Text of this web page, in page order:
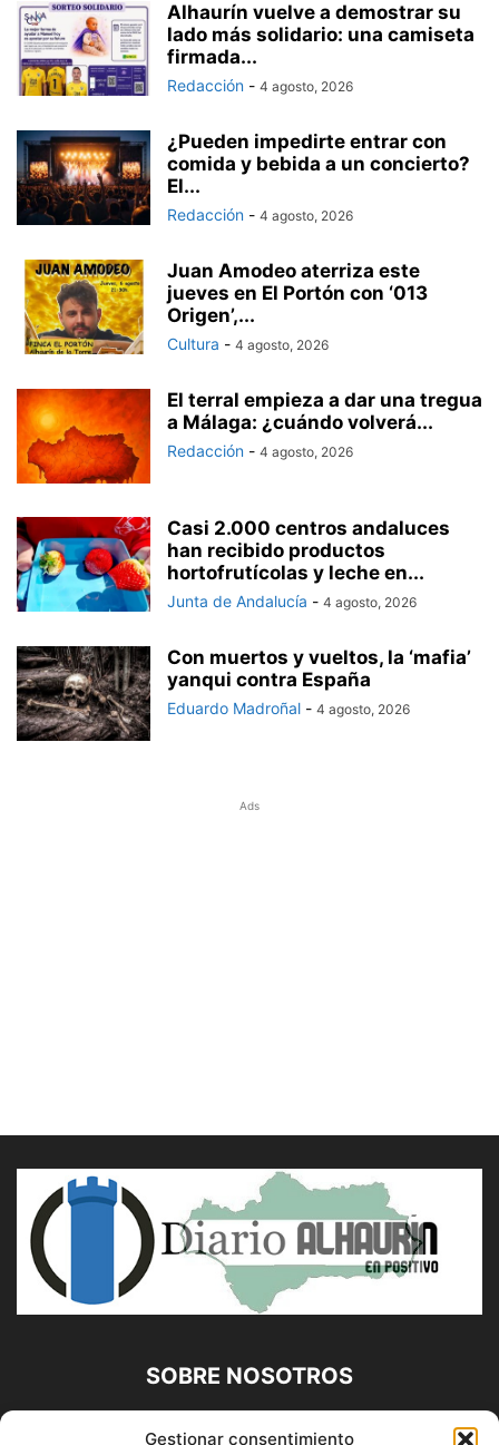
Gestionar consentimiento
Alhaurín vuelve a demostrar su
lado más solidario: una camiseta
firmada...
Redacción - 4 agosto, 2026
¿Pueden impedirte entrar con
comida y bebida a un concierto?
El...
Redacción - 4 agosto, 2026
Juan Amodeo aterriza este
jueves en El Portón con ‘013
Origen’,...
Cultura - 4 agosto, 2026
El terral empieza a dar una tregua
a Málaga: ¿cuándo volverá...
Redacción - 4 agosto, 2026
Casi 2.000 centros andaluces
han recibido productos
hortofrutícolas y leche en...
Junta de Andalucía - 4 agosto, 2026
Con muertos y vueltos, la ‘mafia’
yanqui contra España
Eduardo Madroñal - 4 agosto, 2026
Ads
SOBRE NOSOTROS
Diario Alhaurín (www.alhaurindelatorre.com) Propiedad de